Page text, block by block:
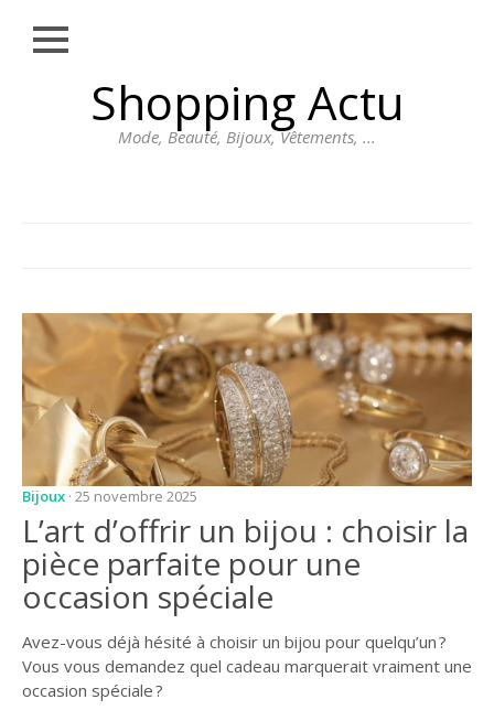
Shopping Actu
Mode, Beauté, Bijoux, Vêtements, ...
Close
Bijoux · 25 novembre 2025
L’art d’offrir un bijou : choisir la
pièce parfaite pour une
occasion spéciale
Avez-vous déjà hésité à choisir un bijou pour quelqu’un ?
Vous vous demandez quel cadeau marquerait vraiment une
occasion spéciale ?